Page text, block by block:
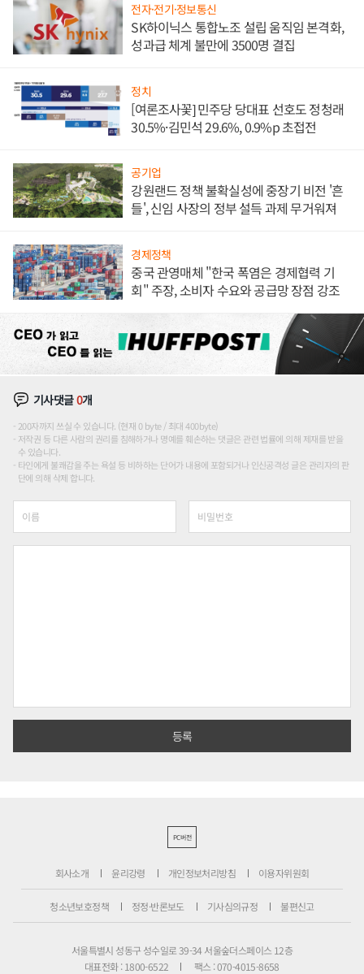
전자·전기·정보통신
SK하이닉스 통합노조 설립 움직임 본격화,
성과급 체계 불만에 3500명 결집
정치
[여론조사꽃] 민주당 당대표 선호도 정청래
30.5%·김민석 29.6%, 0.9%p 초접전
공기업
강원랜드 정책 불확실성에 중장기 비전 '흔
들', 신임 사장의 정부 설득 과제 무거워져
경제정책
중국 관영매체 "한국 폭염은 경제협력 기
회" 주장, 소비자 수요와 공급망 장점 강조
기사댓글0개
200자까지 쓰실 수 있습니다. (현재 0 byte / 최대 400byte)
저작권 등 다른 사람의 권리를 침해하거나 명예를 훼손하는 댓글은 관련 법률에 의해 제재를 받을
수 있습니다.
타인에게 불쾌감을 주는 욕설 등 비하하는 단어가 내용에 포함되거나 인신공격성 글은 관리자의 판
단에 의해 삭제 합니다.
PC버전
회사소개 윤리강령 개인정보처리방침 이용자위원회
청소년보호정책 정정·반론보도 기사심의규정 불편신고
서울특별시 성동구 성수일로 39-34 서울숲더스페이스 12층
대표전화 : 1800-6522
팩스 : 070-4015-8658